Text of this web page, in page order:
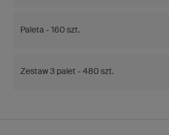
Paleta - 160 szt.
Zestaw 3 palet - 480 szt.